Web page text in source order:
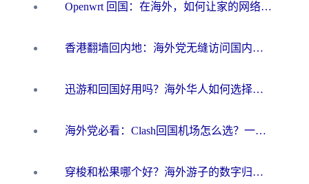
Openwrt 回国：在海外，如何让家的网络触手可及
香港翻墙回内地：海外党无缝访问国内资源的加速器选择全攻略
迅游和回国好用吗？海外华人如何选择靠谱的回国加速器
海外党必看：Clash回国机场怎么选？一篇搞定无缝访问国内资源的全攻略
穿梭和松果哪个好？海外游子的数字归乡路，到底该怎么选